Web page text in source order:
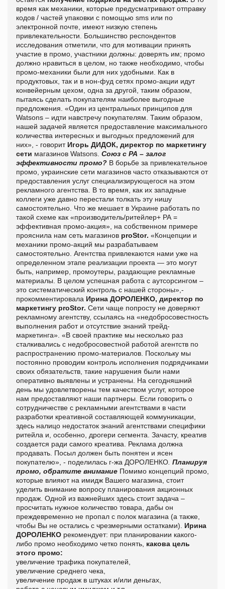
время как механики, которые предусматривают отправку
кодов / частей упаковки с помощью sms или по
электронной почте, имеют низкую степень
привлекательности.
Большинство респондентов
исследования отметили, что для мотивации принять
участие в промо, участники должны: доверять им; промо
должно нравиться в целом, но также необходимо, чтобы
промо-механики были для них удобными.
Как в
продуктовых, так и в нон-фуд сетях промо-акции идут
конвейерным цехом, одна за другой, таким образом,
пытаясь сделать покупателям наиболее выгодные
предложения. «Один из центральных принципов для
Watsons – идти навстречу покупателям. Таким образом,
нашей задачей является предоставление максимального
количества интересных и выгодных предложений для
них», - говорит Игорь ДИДОК, директор по маркетингу
сети магазинов Watsons. Союз с РА – залог
эффективности промо? В борьбе за привлекательное
промо, украинские сети магазинов часто отказываются от
предоставления услуг специализирующегося на этом
рекламного агентства. В то время, как их западные
коллеги уже давно перестали толкать эту нишу
самостоятельно. Что же мешает в Украине работать по
такой схеме как «производитель/ритейлер+ РА =
эффективная промо-акция», на собственном примере
прояснила нам сеть магазинов proStor. «Концепции и
механики промо-акций мы разрабатываем
самостоятельно. Агентства привлекаются нами уже на
определенном этапе реализации проекта — это могут
быть, например, промоутеры, раздающие рекламные
материалы. В целом успешная работа с аутсорсингом –
это систематический контроль с нашей стороны»,-
прокомментировала Ирина ДОРОЛЕНКО, директор по
маркетингу proStor. Сети чаще попросту не доверяют
рекламному агентству, ссылаясь на «недобросовестность
выполнения работ и отсутствие знаний трейд-
маркетинга». «В своей практике мы несколько раз
сталкивались с недобросовестной работой агентств по
распространению промо-материалов. Поскольку мы
постоянно проводим контроль исполнения подрядчиками
своих обязательств, такие нарушения были нами
оперативно выявлены и устранены. На сегодняшний
день мы удовлетворены тем качеством услуг, которое
нам предоставляют наши партнеры. Если говорить о
сотрудничестве с рекламными агентствами в части
разработки креативной составляющей коммуникации,
здесь налицо недостаток знаний агентствами специфики
ритейла и, особенно, дрогери сегмента. Зачасту, креатив
создается ради самого креатива. Реклама должна
продавать. Посыл должен быть понятен и ясен
покупателю», - поделилась г-жа ДОРОЛЕНКО Планируя
промо, обратите внимание Помимо концепций промо,
которые влияют на имидж Вашего магазина, стоит
уделить внимание вопросу планирования акционных
продаж. Одной из важнейших здесь стоит задача –
просчитать нужное количество товара, дабы он
преждевременно не пропал с полок магазина (а также,
чтобы Вы не остались с чрезмерными остатками).
Ирина
ДОРОЛЕНКО рекомендует: при планировании какого-
либо промо необходимо четко понять, какова цель
этого промо:
увеличение трафика покупателей,
увеличение среднего чека,
увеличение продаж в штуках и/или деньгах,